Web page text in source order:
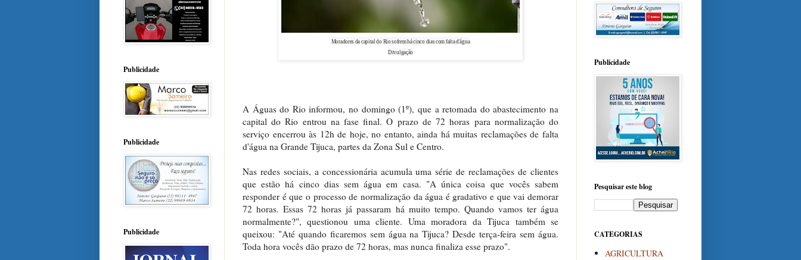
Moradores da capital do Rio sofrem há cinco dias com falta d'água
Divulgação
A Águas do Rio informou, no domingo (1º), que a retomada do abastecimento na
capital do Rio entrou na fase final. O prazo de 72 horas para normalização do
serviço encerrou às 12h de hoje, no entanto, ainda há muitas reclamações de falta
d'água na Grande Tijuca, partes da Zona Sul e Centro.
Nas redes sociais, a concessionária acumula uma série de reclamações de clientes
que estão há cinco dias sem água em casa. "A única coisa que vocês sabem
responder é que o processo de normalização da água é gradativo e que vai demorar
72 horas. Essas 72 horas já passaram há muito tempo. Quando vamos ter água
normalmente?", questionou uma cliente. Uma moradora da Tijuca também se
queixou: "Até quando ficaremos sem água na Tijuca? Desde terça-feira sem água.
Toda hora vocês dão prazo de 72 horas, mas nunca finaliza esse prazo".
Publicidade
Publicidade
Publicidade
Publicidade
Pesquisar este blog
CATEGORIAS
AGRICULTURA